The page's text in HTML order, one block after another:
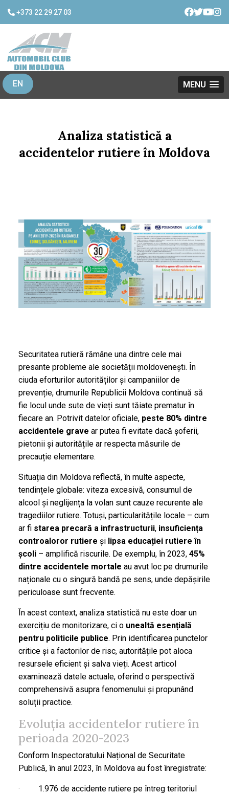
+373 22 29 27 03
EN MENU
Analiza statistică a
accidentelor rutiere în Moldova
Securitatea rutieră rămâne una dintre cele mai
presante probleme ale societății moldovenești. În
ciuda eforturilor autorităților și campaniilor de
prevenție, drumurile Republicii Moldova continuă să
fie locul unde sute de vieți sunt tăiate prematur în
fiecare an. Potrivit datelor oficiale, peste 80% dintre
accidentele grave ar putea fi evitate dacă șoferii,
pietonii și autoritățile ar respecta măsurile de
precauție elementare.
Situația din Moldova reflectă, în multe aspecte,
tendințele globale: viteza excesivă, consumul de
alcool și neglijența la volan sunt cauze recurente ale
tragediilor rutiere. Totuși, particularitățile locale – cum
ar fi starea precară a infrastructurii, insuficiența
controaloror rutiere și lipsa educației rutiere în
școli – amplifică riscurile. De exemplu, în 2023, 45%
dintre accidentele mortale au avut loc pe drumurile
naționale cu o singură bandă pe sens, unde depășirile
periculoase sunt frecvente.
În acest context, analiza statistică nu este doar un
exercițiu de monitorizare, ci o unealtă esențială
pentru politicile publice. Prin identificarea punctelor
critice și a factorilor de risc, autoritățile pot aloca
resursele eficient și salva vieți. Acest articol
examinează datele actuale, oferind o perspectivă
comprehensivă asupra fenomenului și propunând
soluții practice.
Evoluția accidentelor rutiere în
perioada 2020-2023
Conform Inspectoratului Național de Securitate
Publică, în anul 2023, în Moldova au fost înregistrate:
· 1.976 de accidente rutiere pe întreg teritoriul